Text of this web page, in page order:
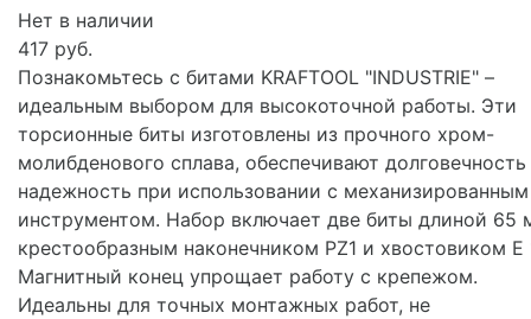
Нет в наличии
417 руб.
Познакомьтесь с битами KRAFTOOL "INDUSTRIE" –
идеальным выбором для высокоточной работы. Эти
торсионные биты изготовлены из прочного хром-
молибденового сплава, обеспечивают
надежность при использовании с механизированным
инструментом. Набор включает две биты длиной 65
крестообразным наконечником PZ1 и хвостовиком E
Магнитный конец упрощает работу с крепежом.
Идеальны для точных монтажных работ, не